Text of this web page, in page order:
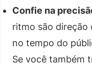
Confie na
ritmo são direção
no tempo do
Se você também